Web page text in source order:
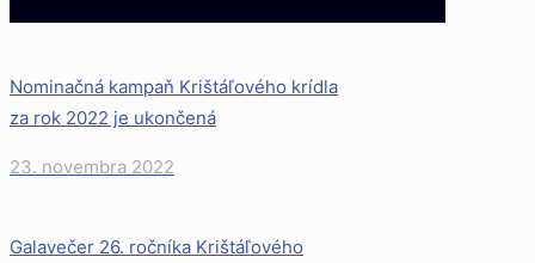
Nominačná kampaň Krištáľového krídla
za rok 2022 je ukončená
23. novembra 2022
Galavečer 26. ročníka Krištáľového